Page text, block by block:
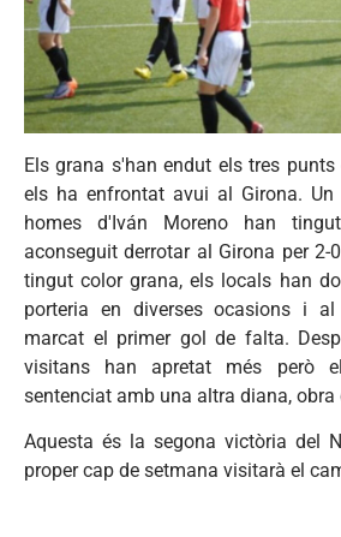
Els grana s'han endut els tres
els ha enfrontat avui al Girona.
homes d'Iván Moreno han
aconseguit derrotar al Girona per 2-
tingut color grana, els locals han
porteria en diverses ocasions i
marcat el primer gol de falta.
visitans han apretat més però
sentenciat amb una altra diana, obra
Aquesta és la segona victòria del
proper cap de setmana visitarà el